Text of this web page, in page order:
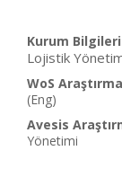
Kurum
Lojistik
WoS
(Eng)
Avesis
Yönetimi